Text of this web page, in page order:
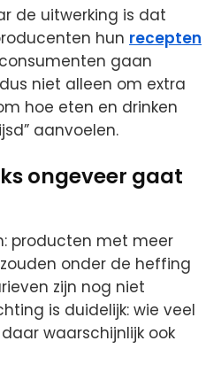
de uitwerking is dat
hun recepten
gaan
niet alleen om extra
hoe eten en drinken
aanvoelen.
ongeveer gaat
producten met meer
onder de heffing
zijn nog niet
is duidelijk: wie veel
waarschijnlijk ook